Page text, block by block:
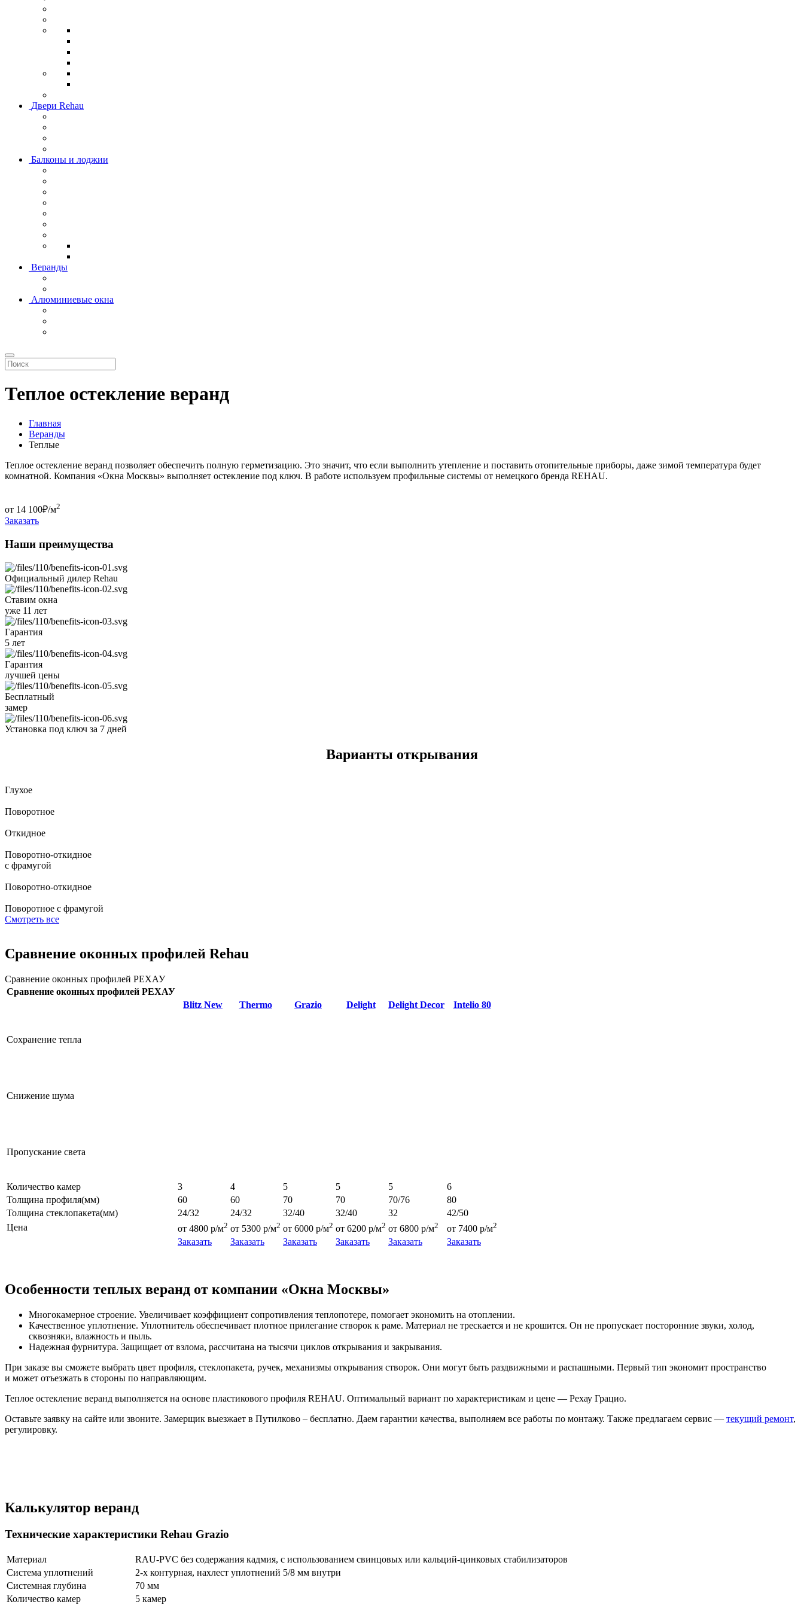
Двери Rehau
Балконы и лоджии
Веранды
Алюминиевые окна
Теплое остекление веранд
Главная
Веранды
Теплые
Теплое остекление веранд позволяет обеспечить полную герметизацию. Это значит, что если выполнить утепление и поставить отопительные приборы, даже зимой температура будет
комнатной. Компания «Окна Москвы» выполняет остекление под ключ. В работе используем профильные системы от немецкого бренда REHAU.
от 14 100₽/м2
Заказать
Наши преимущества
Официальный дилер Rehau
Ставим окна
уже 11 лет
Гарантия
5 лет
Гарантия
лучшей цены
Бесплатный
замер
Установка под ключ за 7 дней
Варианты открывания
Глухое
Поворотное
Откидное
Поворотно-откидное
с фрамугой
Поворотно-откидное
Поворотное с фрамугой
Смотреть все
Сравнение оконных профилей Rehau
Сравнение оконных профилей РЕХАУ
Сравнение оконных профилей РЕХАУ
Blitz New
Thermo Grazio Delight Delight Decor Intelio 80
Сохранение тепла
Снижение шума
Пропускание света
Количество камер 3 4 5 5 5
6
Толщина профиля(мм)
60 60 70 70 70/76
80
Толщина стеклопакета(мм)
24/32 24/32 32/40 32/40 32
42/50
Цена
от 4800 р/м2 от 5300 р/м2 от 6000 р/м2 от 6200 р/м2 от 6800 р/м2 от 7400 р/м2
Заказать Заказать Заказать Заказать Заказать Заказать
Особенности теплых веранд от компании «Окна Москвы»
Многокамерное строение. Увеличивает коэффициент сопротивления теплопотере, помогает экономить на отоплении.
Качественное уплотнение. Уплотнитель обеспечивает плотное прилегание створок к раме. Материал не трескается и не крошится. Он не пропускает посторонние звуки, холод,
сквозняки, влажность и пыль.
Надежная фурнитура. Защищает от взлома, рассчитана на тысячи циклов открывания и закрывания.
При заказе вы сможете выбрать цвет профиля, стеклопакета, ручек, механизмы открывания створок. Они могут быть раздвижными и распашными. Первый тип экономит пространство
и может отъезжать в стороны по направляющим.
Теплое остекление веранд выполняется на основе пластикового профиля REHAU. Оптимальный вариант по характеристикам и цене — Рехау Грацио.
Оставьте заявку на сайте или звоните. Замерщик выезжает в Путилково – бесплатно. Даем гарантии качества, выполняем все работы по монтажу. Также предлагаем сервис — текущий ремонт,
регулировку.
Калькулятор веранд
Технические характеристики Rehau Grazio
Материал
RAU-PVC без содержания кадмия, с использованием свинцовых или кальций-цинковых стабилизаторов
Система уплотнений
2-х контурная, нахлест уплотнений 5/8 мм внутри
Системная глубина
70 мм
Количество камер
5 камер